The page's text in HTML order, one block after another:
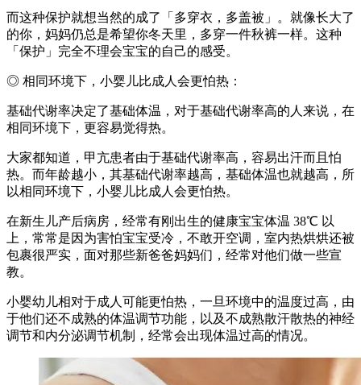
而这种保护就想当然的成了「多穿衣，多盖被」。就像长大了
的你，妈妈仍总是希望你冬天里，多穿一件秋裤一样。这种
「保护」完全不理会宝宝的自己的感受。
◎ 相同环境下，小婴儿比成人会更怕热：
基础代谢率决定了基础体温，对于基础代谢率高的人来说，在
相同环境下，更容易觉得热。
大家都知道，甲亢患者由于基础代谢率高，容易出汗而且怕
热。而年龄越小，其基础代谢率越高，基础体温也就越高，所
以相同环境下，小婴儿比成人会更怕热。
在新生儿产后病房，经常有刚出生的健康宝宝体温 38℃ 以
上，常常是因为害怕宝宝受冷，不敢开空调，室内热烘烘还被
包裹很严实，面对那些新爸爸妈妈们，经常对他们做一些宣
教。
小婴幼儿相对于成人可能更怕热，一旦环境中的温度过高，由
于他们还不成熟的体温调节功能，以及不成熟散汗散热的神经
调节和内分泌调节机制，经常会出现体温过高的情况。